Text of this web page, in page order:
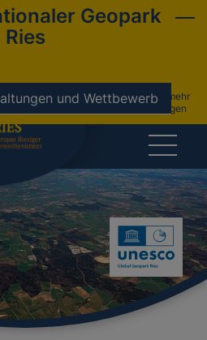
Geopark
Ries
und Wettbewerbnicht mehr
anzeigen